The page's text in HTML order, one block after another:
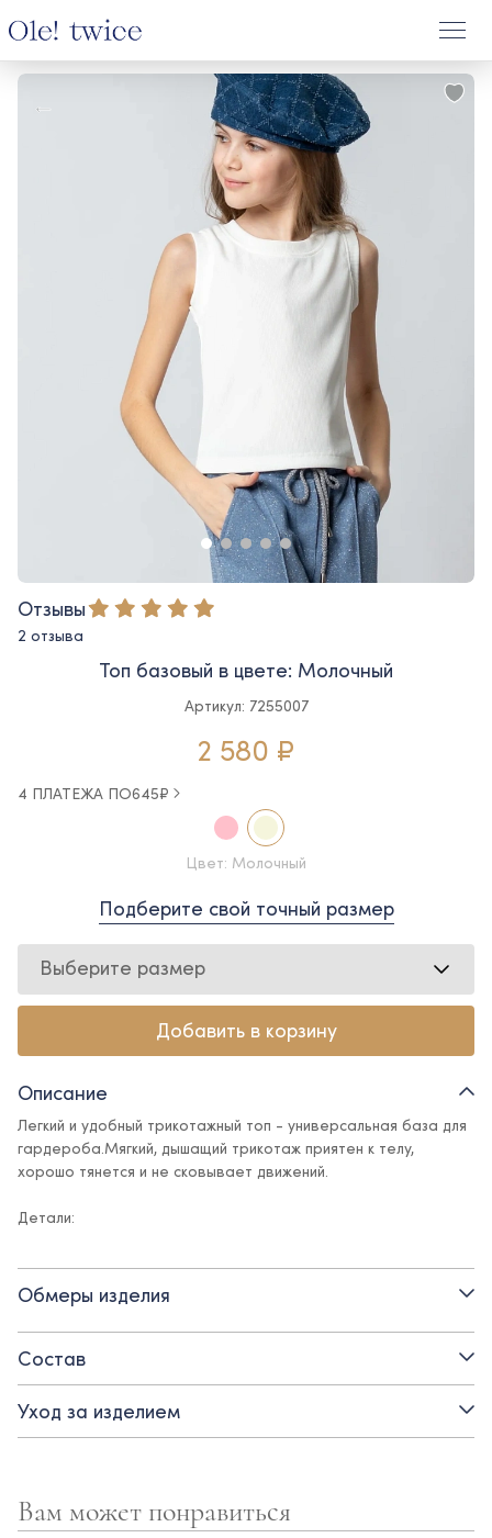
Отзывы
2 отзыва
Топ базовый в цвете: Молочный
Артикул: 7255007
2 580 ₽
4 ПЛАТЕЖА ПО645₽
Цвет: Молочный
Подберите свой точный размер
Выберите размер
Добавить в корзину
Описание
Легкий и удобный трикотажный топ - универсальная база для
гардероба.Мягкий, дышащий трикотаж приятен к телу,
хорошо тянется и не сковывает движений.
Детали:
- без рукавов
- вырез горловины круглый
Обмеры изделия
Состав
Уход за изделием
Вам может понравиться